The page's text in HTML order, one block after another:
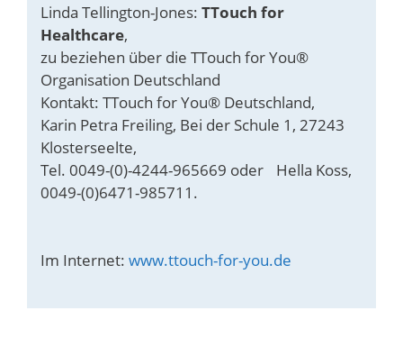
Linda Tellington-Jones: TTouch for
Healthcare,
zu beziehen über die TTouch for You®
Organisation Deutschland
Kontakt: TTouch for You® Deutschland,
Karin Petra Freiling, Bei der Schule 1, 27243
Klosterseelte,
Tel. 0049-(0)-4244-965669 oder Hella Koss,
0049-(0)6471-985711.
Im Internet: www.ttouch-for-you.de